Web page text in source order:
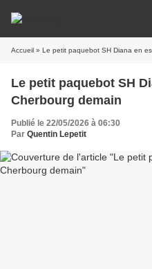
Accueil » Le petit paquebot SH Diana en
Le petit paquebot SH
Cherbourg demain
Publié le 22/05/2026 à 06:30
Par Quentin Lepetit